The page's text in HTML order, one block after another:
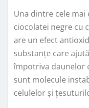
Una dintre cele mai
ciocolatei negre cu
are un efect
substanțe care
împotriva daunelor
sunt molecule
celulelor și